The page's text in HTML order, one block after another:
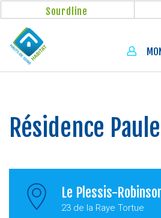
principal
Sourdline
Résidence
Le Plessis-
23 de la Raye Tortue
Panneau de gestion des cookies